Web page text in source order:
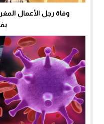
وفاة رجل الأعمال